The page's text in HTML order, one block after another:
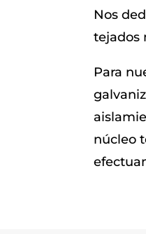
Nos
tejados
Para
núcleo